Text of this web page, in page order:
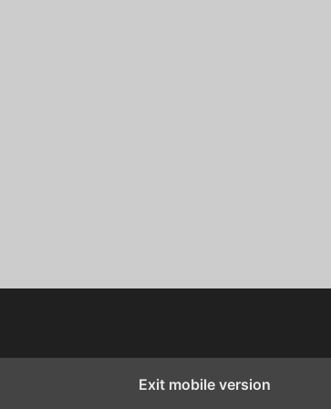
Exit mobile version